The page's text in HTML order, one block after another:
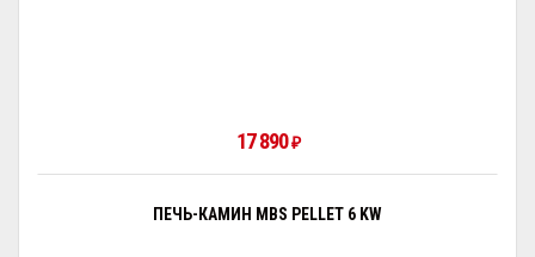
17 890₽
ПЕЧЬ-КАМИН MBS PELLET 6 KW